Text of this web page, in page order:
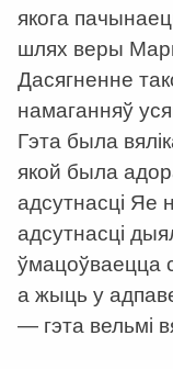
якога
шлях веры
Дасягненне
намаганняў
Гэта была
якой была
адсутнасці Яе
адсутнасці
ўмацоўваецца
а жыць у
— гэта вельмі